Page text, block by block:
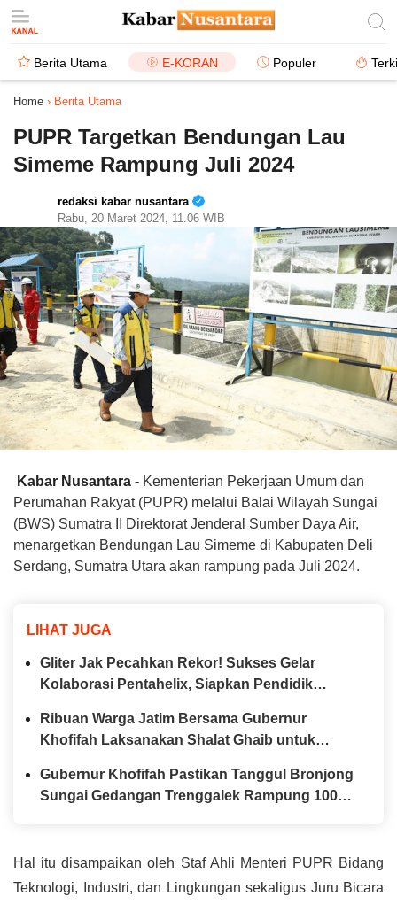
Berita Utama E-KORAN Populer
Home › Berita Utama
PUPR Targetkan Bendungan Lau
Simeme Rampung Juli 2024
redaksi kabar nusantara
Rabu, 20 Maret 2024, 11.06 WIB
Kabar Nusantara - Kementerian Pekerjaan Umum dan
Perumahan Rakyat (PUPR) melalui Balai Wilayah Sungai
(BWS) Sumatra II Direktorat Jenderal Sumber Daya Air,
menargetkan Bendungan Lau Simeme di Kabupaten Deli
Serdang, Sumatra Utara akan rampung pada Juli 2024.
LIHAT JUGA
Gliter Jak Pecahkan Rekor! Sukses Gelar
Kolaborasi Pentahelix, Siapkan Pendidik
Ribuan Warga Jatim Bersama Gubernur
Khofifah Laksanakan Shalat Ghaib untuk
Gubernur Khofifah Pastikan Tanggul Bronjong
Sungai Gedangan Trenggalek Rampung 100
Hal itu disampaikan oleh Staf Ahli Menteri PUPR Bidang
Teknologi, Industri, dan Lingkungan sekaligus Juru Bicara